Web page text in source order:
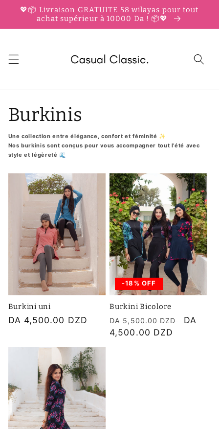
passer
contenu
💖📦 Livraison GRATUITE 58 wilayas pour tout
achat supérieur à 10000 Da ! 📦💖
Burkinis
Une collection entre élégance, confort et féminité ✨
Nos burkinis sont conçus pour vous accompagner tout l’été avec
style et légèreté 🌊
Burkini uni
Prix
DA 4,500.00 DZD
-18% OFF
Burkini Bicolore
Prix
habituel
DA 5,500.00 DZD
Prix
DA
4,500.00 DZD